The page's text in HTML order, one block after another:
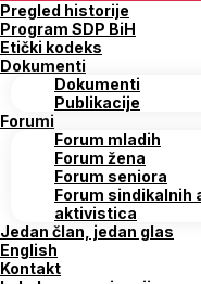
Pregled historije
Program SDP BiH
Etički kodeks
Dokumenti
Dokumenti
Publikacije
Forumi
Forum mladih
Forum žena
Forum seniora
Forum sindikalnih
aktivistica
Jedan član, jedan glas
English
Kontakt